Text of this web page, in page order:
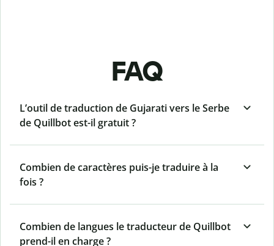
FAQ
L’outil de traduction de Gujarati vers le Serbe
de Quillbot est-il gratuit ?
Combien de caractères puis-je traduire à la
fois ?
Combien de langues le traducteur de Quillbot
prend-il en charge ?